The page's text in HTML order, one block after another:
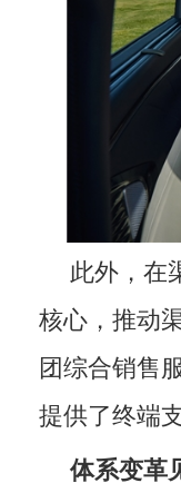
此外，在
核心，推动
团综合销售
提供了终端支
体系变革